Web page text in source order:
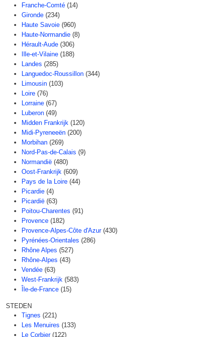
Franche-Comté (14)
Gironde (234)
Haute Savoie (960)
Haute-Normandie (8)
Hérault-Aude (306)
Ille-et-Vilaine (188)
Landes (285)
Languedoc-Roussillon (344)
Limousin (103)
Loire (76)
Lorraine (67)
Luberon (49)
Midden Frankrijk (120)
Midi-Pyreneeën (200)
Morbihan (269)
Nord-Pas-de-Calais (9)
Normandië (480)
Oost-Frankrijk (609)
Pays de la Loire (44)
Picardie (4)
Picardië (63)
Poitou-Charentes (91)
Provence (182)
Provence-Alpes-Côte d'Azur (430)
Pyrénées-Orientales (286)
Rhône Alpes (527)
Rhône-Alpes (43)
Vendée (63)
West-Frankrijk (583)
Île-de-France (15)
STEDEN
Tignes (221)
Les Menuires (133)
Le Corbier (122)